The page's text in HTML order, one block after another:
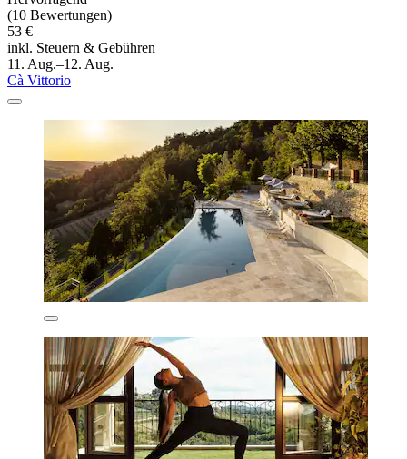
(10 Bewertungen)
53 €
inkl. Steuern & Gebühren
11. Aug.–12. Aug.
Cà Vittorio